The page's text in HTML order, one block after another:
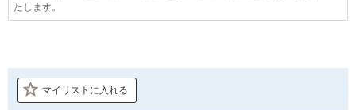
たします。
マイリストに入れる